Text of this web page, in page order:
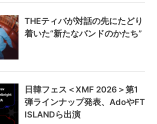
THEティバが対話の先にたどり
着いた“新たなバンドのかたち”
日韓フェス＜XMF 2026＞第1
弾ラインナップ発表、AdoやFT
ISLANDら出演